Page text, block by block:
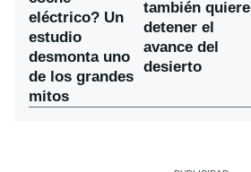
eléctrico? Un
estudio
desmonta uno
de los grandes
mitos
también quiere
detener el
avance del
desierto